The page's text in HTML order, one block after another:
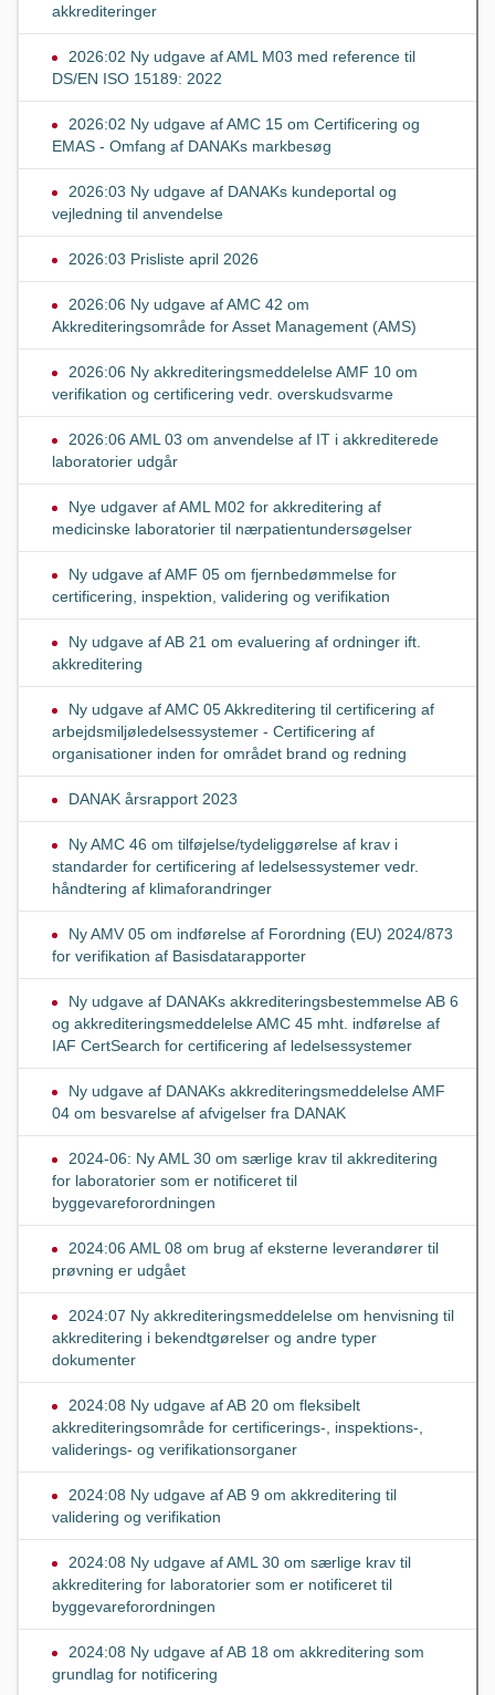
akkrediteringer
2026:02 Ny udgave af AML M03 med reference til
DS/EN ISO 15189: 2022
2026:02 Ny udgave af AMC 15 om Certificering og
EMAS - Omfang af DANAKs markbesøg
2026:03 Ny udgave af DANAKs kundeportal og
vejledning til anvendelse
2026:03 Prisliste april 2026
2026:06 Ny udgave af AMC 42 om
Akkrediteringsområde for Asset Management (AMS)
2026:06 Ny akkrediteringsmeddelelse AMF 10 om
verifikation og certificering vedr. overskudsvarme
2026:06 AML 03 om anvendelse af IT i akkrediterede
laboratorier udgår
Nye udgaver af AML M02 for akkreditering af
medicinske laboratorier til nærpatientundersøgelser
Ny udgave af AMF 05 om fjernbedømmelse for
certificering, inspektion, validering og verifikation
Ny udgave af AB 21 om evaluering af ordninger ift.
akkreditering
Ny udgave af AMC 05 Akkreditering til certificering af
arbejdsmiljøledelsessystemer - Certificering af
organisationer inden for området brand og redning
DANAK årsrapport 2023
Ny AMC 46 om tilføjelse/tydeliggørelse af krav i
standarder for certificering af ledelsessystemer vedr.
håndtering af klimaforandringer
Ny AMV 05 om indførelse af Forordning (EU) 2024/873
for verifikation af Basisdatarapporter
Ny udgave af DANAKs akkrediteringsbestemmelse AB 6
og akkrediteringsmeddelelse AMC 45 mht. indførelse af
IAF CertSearch for certificering af ledelsessystemer
Ny udgave af DANAKs akkrediteringsmeddelelse AMF
04 om besvarelse af afvigelser fra DANAK
2024-06: Ny AML 30 om særlige krav til akkreditering
for laboratorier som er notificeret til
byggevareforordningen
2024:06 AML 08 om brug af eksterne leverandører til
prøvning er udgået
2024:07 Ny akkrediteringsmeddelelse om henvisning til
akkreditering i bekendtgørelser og andre typer
dokumenter
2024:08 Ny udgave af AB 20 om fleksibelt
akkrediteringsområde for certificerings-, inspektions-,
validerings- og verifikationsorganer
2024:08 Ny udgave af AB 9 om akkreditering til
validering og verifikation
2024:08 Ny udgave af AML 30 om særlige krav til
akkreditering for laboratorier som er notificeret til
byggevareforordningen
2024:08 Ny udgave af AB 18 om akkreditering som
grundlag for notificering